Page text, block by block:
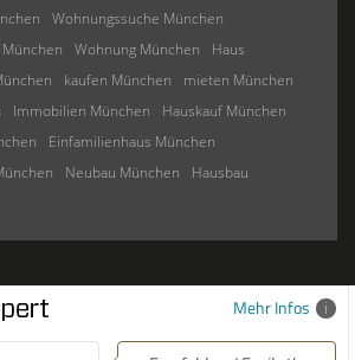
Wohnungssuche München
Wohnung München
Haus
kaufen München
mieten München
Immobilien München
Hauskauf München
Einfamilienhaus München
Neubau München
Hausbau
Mehr Infos